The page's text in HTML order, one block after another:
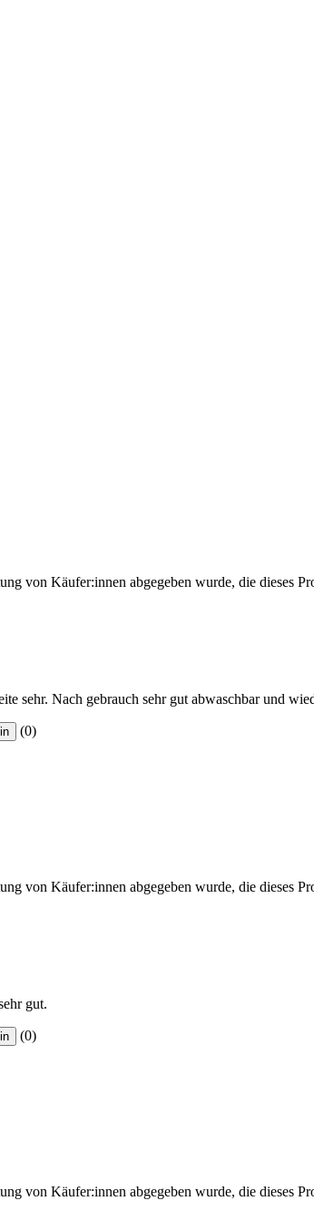
von Käufer:innen abgegeben wurde, die dieses
sehr. Nach gebrauch sehr gut abwaschbar und
(0)
von Käufer:innen abgegeben wurde, die dieses
gut.
(0)
von Käufer:innen abgegeben wurde, die dieses